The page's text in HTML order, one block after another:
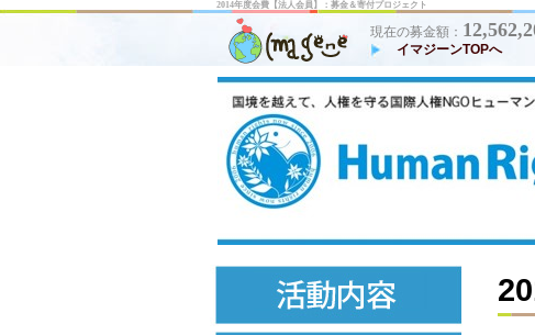
2014年度会費【法人会員】：募金＆寄付プロジェクト
現在の募金額：
イマジーンTOPへ